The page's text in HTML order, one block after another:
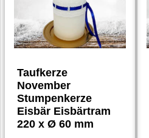
Taufkerze
November
Stumpenkerze
Eisbär Eisbärtram
220 x Ø 60 mm